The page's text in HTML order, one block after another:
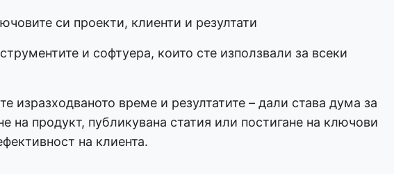
си проекти, клиенти и резултати
и софтуера, които сте използвали за всеки
изразходваното време и резултатите – дали става дума за
на продукт, публикувана статия или постигане на ключови
на клиента.